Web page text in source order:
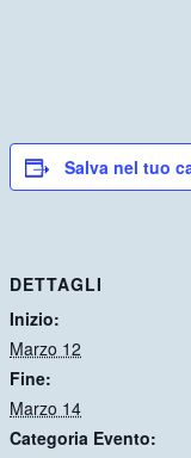
Salva nel tuo
DETTAGLI
Inizio:
Marzo 12
Fine:
Marzo 14
Categoria Evento: